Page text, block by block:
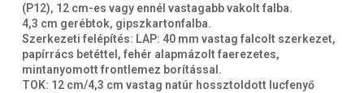
(P12), 12 cm-es vagy ennél vastagabb vakolt falba.
4,3 cm gerébtok, gipszkartonfalba.
Szerkezeti felépítés: LAP: 40 mm vastag falcolt szerkezet,
papírrács betéttel, fehér alapmázolt faerezetes,
mintanyomott frontlemez borítással.
TOK: 12 cm/4,3 cm vastag natúr hossztoldott lucfenyő